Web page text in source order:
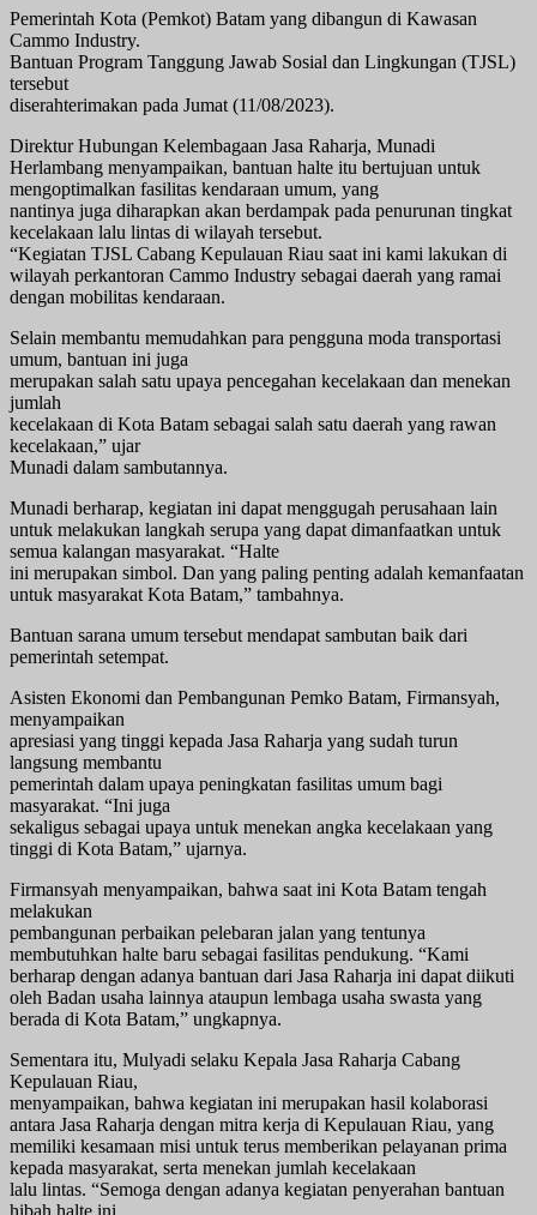
Pemerintah Kota (Pemkot) Batam yang dibangun di Kawasan
Cammo Industry.
Bantuan Program Tanggung Jawab Sosial dan Lingkungan (TJSL)
tersebut
diserahterimakan pada Jumat (11/08/2023).
Direktur Hubungan Kelembagaan Jasa Raharja, Munadi
Herlambang menyampaikan, bantuan halte itu bertujuan untuk
mengoptimalkan fasilitas kendaraan umum, yang
nantinya juga diharapkan akan berdampak pada penurunan tingkat
kecelakaan lalu lintas di wilayah tersebut.
“Kegiatan TJSL Cabang Kepulauan Riau saat ini kami lakukan di
wilayah perkantoran Cammo Industry sebagai daerah yang ramai
dengan mobilitas kendaraan.
Selain membantu memudahkan para pengguna moda transportasi
umum, bantuan ini juga
merupakan salah satu upaya pencegahan kecelakaan dan menekan
jumlah
kecelakaan di Kota Batam sebagai salah satu daerah yang rawan
kecelakaan,” ujar
Munadi dalam sambutannya.
Munadi berharap, kegiatan ini dapat menggugah perusahaan lain
untuk melakukan langkah serupa yang dapat dimanfaatkan untuk
semua kalangan masyarakat. “Halte
ini merupakan simbol. Dan yang paling penting adalah kemanfaatan
untuk masyarakat Kota Batam,” tambahnya.
Bantuan sarana umum tersebut mendapat sambutan baik dari
pemerintah setempat.
Asisten Ekonomi dan Pembangunan Pemko Batam, Firmansyah,
menyampaikan
apresiasi yang tinggi kepada Jasa Raharja yang sudah turun
langsung membantu
pemerintah dalam upaya peningkatan fasilitas umum bagi
masyarakat. “Ini juga
sekaligus sebagai upaya untuk menekan angka kecelakaan yang
tinggi di Kota Batam,” ujarnya.
Firmansyah menyampaikan, bahwa saat ini Kota Batam tengah
melakukan
pembangunan perbaikan pelebaran jalan yang tentunya
membutuhkan halte baru sebagai fasilitas pendukung. “Kami
berharap dengan adanya bantuan dari Jasa Raharja ini dapat diikuti
oleh Badan usaha lainnya ataupun lembaga usaha swasta yang
berada di Kota Batam,” ungkapnya.
Sementara itu, Mulyadi selaku Kepala Jasa Raharja Cabang
Kepulauan Riau,
menyampaikan, bahwa kegiatan ini merupakan hasil kolaborasi
antara Jasa Raharja dengan mitra kerja di Kepulauan Riau, yang
memiliki kesamaan misi untuk terus memberikan pelayanan prima
kepada masyarakat, serta menekan jumlah kecelakaan
lalu lintas. “Semoga dengan adanya kegiatan penyerahan bantuan
hibah halte ini